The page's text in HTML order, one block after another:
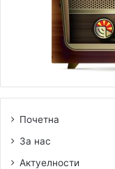
Почетна
За нас
Актуелности